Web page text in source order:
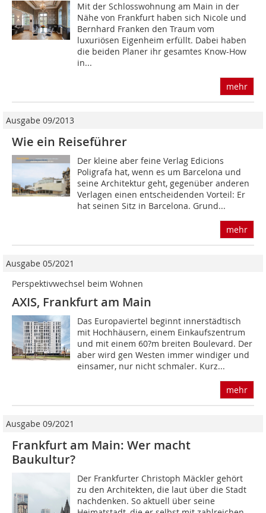
Mit der Schlosswohnung am Main in der
Nähe von Frankfurt haben sich Nicole und
Bernhard Franken den Traum vom
luxuriösen Eigenheim erfüllt. Dabei haben
die beiden Planer ihr gesamtes Know-How
in...
mehr
Ausgabe 09/2013
Wie ein Reiseführer
Der kleine aber feine Verlag Edicions
Poligrafa hat, wenn es um Barcelona und
seine Architektur geht, gegenüber anderen
Verlagen einen entscheidenden Vorteil: Er
hat seinen Sitz in Barcelona. Grund...
mehr
Ausgabe 05/2021
Perspektivwechsel beim Wohnen
AXIS, Frankfurt am Main
Das Europaviertel beginnt innerstädtisch
mit Hochhäusern, einem Einkaufszentrum
und mit einem 60?m breiten Boulevard. Der
aber wird gen Westen immer windiger und
einsamer, nur nicht schmaler. Kurz...
mehr
Ausgabe 09/2021
Frankfurt am Main: Wer macht
Baukultur?
Der Frankfurter Christoph Mäckler gehört
zu den Architekten, die laut über die Stadt
nachdenken. So aktuell über seine